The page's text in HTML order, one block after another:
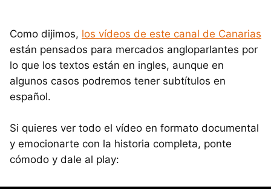
Como dijimos, los vídeos de este canal de Canarias
están pensados para mercados angloparlantes por
lo que los textos están en ingles, aunque en
algunos casos podremos tener subtítulos en
español.
Si quieres ver todo el vídeo en formato documental
y emocionarte con la historia completa, ponte
cómodo y dale al play: